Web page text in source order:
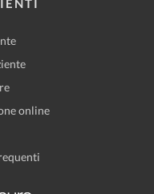
online